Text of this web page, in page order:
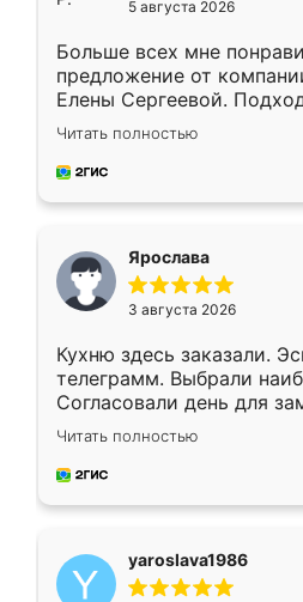
5 августа 2026
Больше всех мне
предложение от
Елены Сергеевой.
короткие сроки
для замера сотрудник
предложил по моему
Читать полностью
Ярослава
3 августа 2026
Кухню здесь заказали.
телеграмм. Выбрали
Согласовали день для
недели кухня была уже
довольны работой.
мебель за качественную
Читать полностью
yaroslava1986